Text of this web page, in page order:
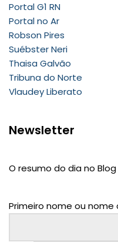
Portal G1 RN
Portal no Ar
Robson Pires
Suébster Neri
Thaisa Galvão
Tribuna do Norte
Vlaudey Liberato
Newsletter
O resumo do dia no
Primeiro nome ou